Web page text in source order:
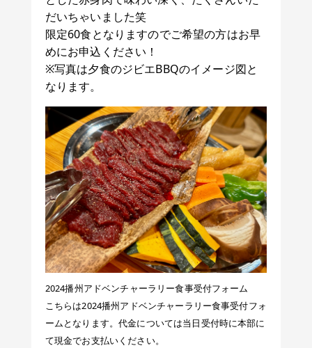
だいちゃいました笑
限定60食となりますのでご希望の方はお早
めにお申込ください！
※写真は夕食のジビエBBQのイメージ図と
なります。
2024播州アドベンチャーラリー食事受付フォーム
こちらは2024播州アドベンチャーラリー食事受付フォ
ームとなります。代金については当日受付時に本部に
て現金でお支払いください。